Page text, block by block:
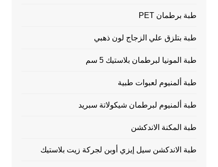
طبة برطمان PET
طبة بتلزق علي الزجاج لون ذهبي
طبة المونيا لبرطمان بلاستيك 5 سم
طبة ألمنيوم لعبوات طبية
طبة ألمنيوم لبرطمان شيكولاتة سبريد
طبة المكنة الاندكشن
طبة الاندكشن سيل إيزي أوبن لجركة زيت بلاستيك